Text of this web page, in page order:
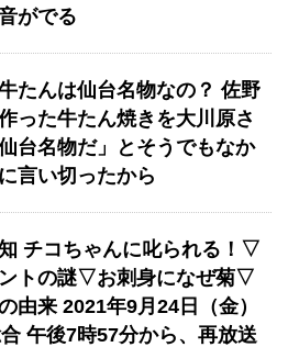
がでる
たんは仙台名物なの？ 佐野
った牛たん焼きを大川原さ
台名物だ」とそうでもなか
言い切ったから
チコちゃんに叱られる！▽
トの謎▽お刺身になぜ菊▽
由来 2021年9月24日（金）
午後7時57分から、再放送